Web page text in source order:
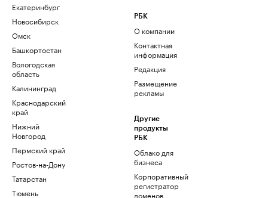
Екатеринбург
Новосибирск
Омск
Башкортостан
Вологодская
область
Калининград
Краснодарский
край
Нижний
Новгород
Пермский край
Ростов-на-Дону
Татарстан
Тюмень
РБК
О компании
Контактная
информация
Редакция
Размещение
рекламы
Другие
продукты
РБК
Облако для
бизнеса
Корпоративный
регистратор
доменов